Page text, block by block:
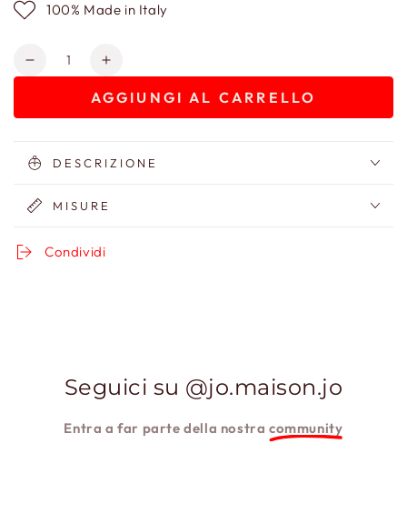
100% Made in Italy
Quantità
Diminuisci
in
Toile
de
Jouy
Aumenta
per
in
Toile
de
Jouy
AGGIUNGI AL CARRELLO
DESCRIZIONE
MISURE
Condividi
Seguici su @jo.maison.jo
Entra a far parte della nostracommunity